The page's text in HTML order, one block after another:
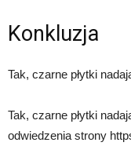
Konkluzja
Tak, czarne płytki
Tak, czarne płytki
odwiedzenia strony